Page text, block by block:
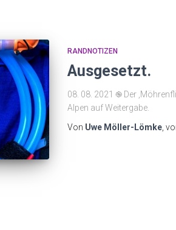
RANDNOTIZEN
Ausgesetzt.
08. 08. 2021 ֎ Der
Alpen auf Weitergabe.
Von Uwe Möller-Lömke ,